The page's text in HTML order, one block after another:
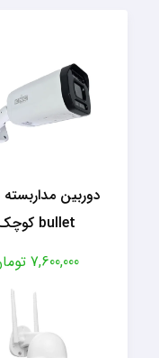
دوربین
bullet کوچک
7,600,000 تومان